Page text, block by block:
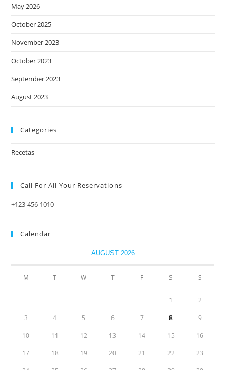
May 2026
October 2025
November 2023
October 2023
September 2023
August 2023
Categories
Recetas
Call For All Your​ Reservations
+123-456-1010
Calendar
AUGUST 2026
M T W T F S S
1 2
3 4 5 6 7 8 9
10 11 12 13 14 15 16
17 18 19 20 21 22 23